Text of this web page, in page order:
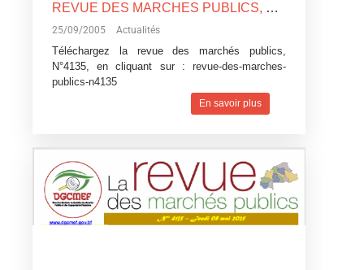
REVUE DES MARCHES PUBLICS, N°4135
25/09/2005 Actualités
Téléchargez la revue des marchés publics,
N°4135, en cliquant sur : revue-des-marches-
publics-n4135
En savoir plus